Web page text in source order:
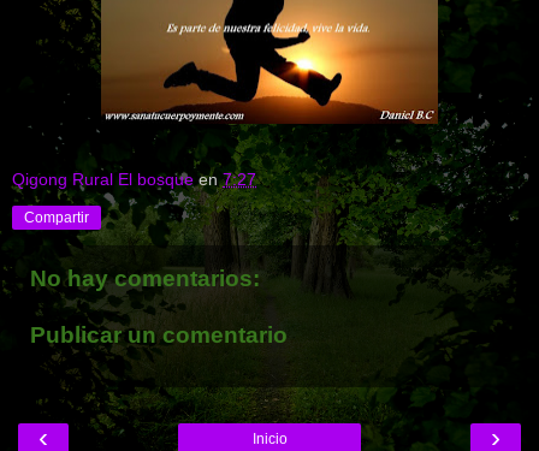
Qigong Rural El bosque en7:27
Compartir
No hay comentarios:
Publicar un comentario
‹ ›
Inicio